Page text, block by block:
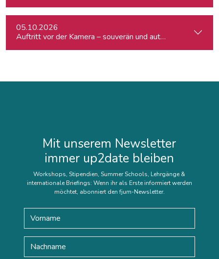
05.10.2026
Auftritt vor der Kamera – souverän und authentisch
Mit unserem Newsletter
immer up2date bleiben
Workshops, Stipendien, Summer Schools, Lehrgänge &
internationale Briefings: Wenn ihr als Erste informiert werden
möchtet, abonniert den fjum-Newsletter.